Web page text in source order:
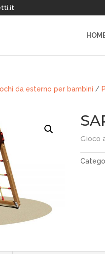
da esterno per bambini /
Gioco